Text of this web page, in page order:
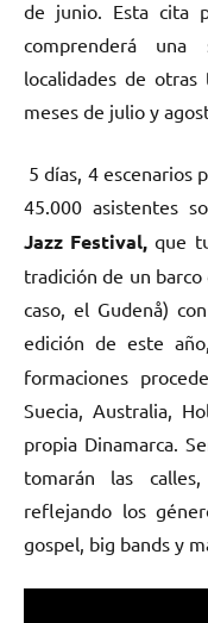
de junio. Esta cita
comprenderá
localidades de otras
meses de julio y
5 días, 4 escenarios
45.000 asistentes
Jazz Festival, que
tradición de un
caso, el Gudenå)
edición de este
formaciones
Suecia, Australia,
propia Dinamarca.
tomarán las
reflejando los
gospel, big bands y